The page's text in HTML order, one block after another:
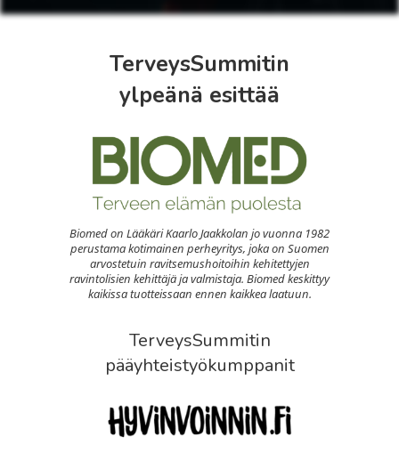
TerveysSummitin
ylpeänä esittää
Biomed on Lääkäri Kaarlo Jaakkolan jo vuonna 1982
perustama kotimainen perheyritys, joka on Suomen
arvostetuin ravitsemushoitoihin kehitettyjen
ravintolisien kehittäjä ja valmistaja. Biomed keskittyy
kaikissa tuotteissaan ennen kaikkea laatuun.
TerveysSummitin
pääyhteistyökumppanit